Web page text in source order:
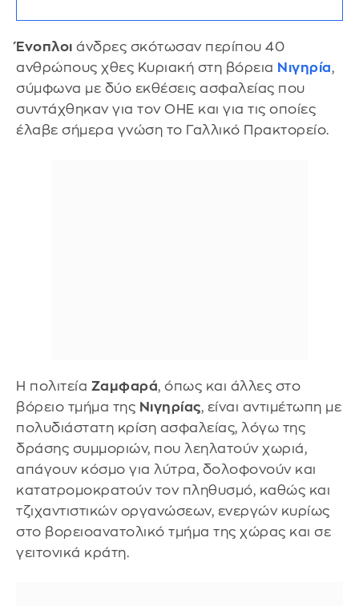
Ένοπλοι άνδρες σκότωσαν περίπου 40
ανθρώπους χθες Κυριακή στη βόρεια Νιγηρία,
σύμφωνα με δύο εκθέσεις ασφαλείας που
συντάχθηκαν για τον ΟΗΕ και για τις οποίες
έλαβε σήμερα γνώση το Γαλλικό Πρακτορείο.
Η πολιτεία Ζαμφαρά, όπως και άλλες στο
βόρειο τμήμα της Νιγηρίας, είναι αντιμέτωπη με
πολυδιάστατη κρίση ασφαλείας, λόγω της
δράσης συμμοριών, που λεηλατούν χωριά,
απάγουν κόσμο για λύτρα, δολοφονούν και
κατατρομοκρατούν τον πληθυσμό, καθώς και
τζιχαντιστικών οργανώσεων, ενεργών κυρίως
στο βορειοανατολικό τμήμα της χώρας και σε
γειτονικά κράτη.